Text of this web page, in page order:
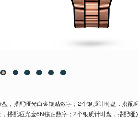
，搭配哑光白金镶贴数字；2个银质计时盘，搭配
搭配哑光金6N镶贴数字；2个银质计时盘，搭配哑